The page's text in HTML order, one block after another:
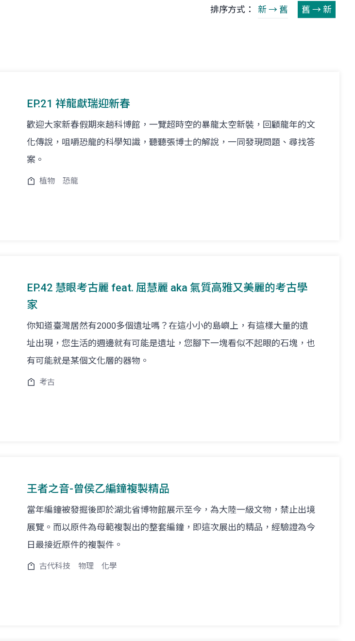
排序方式： 新 → 舊 舊 → 新
EP.21 祥龍獻瑞迎新春
歡迎大家新春假期來趟科博館，一覽超時空的暴龍太空新裝，回顧龍年的文
化傳說，咀嚼恐龍的科學知識，聽聽張博士的解說，一同發現問題、尋找答
案。
植物 恐龍
EP.42 慧眼考古麗 feat. 屈慧麗 aka 氣質高雅又美麗的考古學
家
你知道臺灣居然有2000多個遺址嗎？在這小小的島嶼上，有這樣大量的遺
址出現，您生活的週邊就有可能是遺址，您腳下一塊看似不起眼的石塊，也
有可能就是某個文化層的器物。
考古
王者之音-曾侯乙編鐘複製精品
當年編鐘被發掘後即於湖北省博物館展示至今，為大陸一級文物，禁止出境
展覽。而以原件為母範複製出的整套編鐘，即這次展出的精品，經驗證為今
日最接近原件的複製件。
古代科技 物理 化學